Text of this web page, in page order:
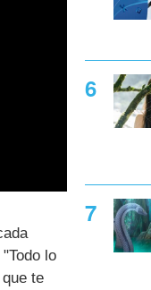
"Todo lo
te